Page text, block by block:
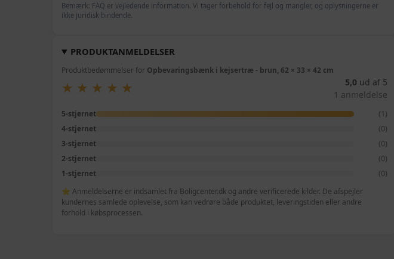
Bemærk: FAQ er vejledende information. Vi tager forbehold for fejl og mangler, og oplysningerne er
ikke juridisk bindende.
PRODUKTANMELDELSER
Produktbedømmelser for Opbevaringsbænk i kejsertræ - brun, 62 × 33 × 42 cm
★
★ ★
★ ★
★ ★
★ ★
★ 5,0 ud af 5
1 anmeldelse
5-stjernet (1)
4-stjernet (0)
3-stjernet (0)
2-stjernet (0)
1-stjernet (0)
⭐ Anmeldelserne er indsamlet fra Boligcenter.dk og andre verificerede kilder. De afspejler
kundernes samlede oplevelse, som kan vedrøre både produktet, leveringstiden eller andre
forhold i købsprocessen.